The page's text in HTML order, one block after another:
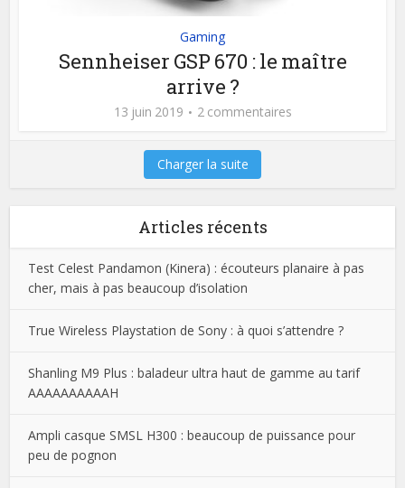
Gaming
Sennheiser GSP 670 : le maître
arrive ?
13 juin 2019 2 commentaires
Charger la suite
Articles récents
Test Celest Pandamon (Kinera) : écouteurs planaire à pas
cher, mais à pas beaucoup d’isolation
True Wireless Playstation de Sony : à quoi s’attendre ?
Shanling M9 Plus : baladeur ultra haut de gamme au tarif
AAAAAAAAAAH
Ampli casque SMSL H300 : beaucoup de puissance pour
peu de pognon